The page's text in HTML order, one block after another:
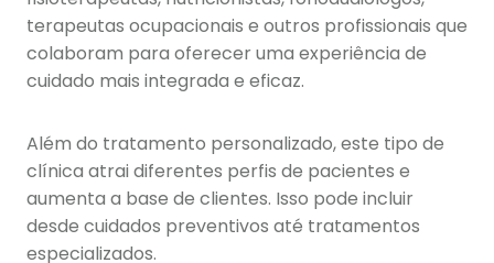
terapeutas ocupacionais e outros profissionais que
colaboram para oferecer uma experiência de
cuidado mais integrada e eficaz.
Além do tratamento personalizado, este tipo de
clínica atrai diferentes perfis de pacientes e
aumenta a base de clientes. Isso pode incluir
desde cuidados preventivos até tratamentos
especializados.